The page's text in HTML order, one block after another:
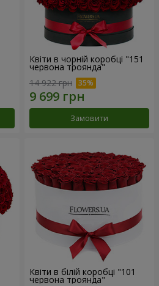
Квіти в чорній коробці "151
червона троянда"
14 922 грн
Замовити
Квіти в білій коробці "101
червона троянда"